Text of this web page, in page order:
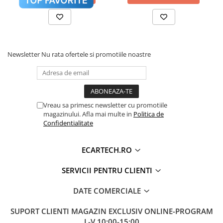
30+ (ROMANA, MAGHIARA, ENGLEZA
DA (INTEGRAT)
CONECTIVITATE
HOTSPOT TELEFON WIFI
12V
DA
TELEFONICE
DA (2 IESIRE USB)
MULTITOUCH 5 PUNCTE
LUMINOZITATE
DA
Newsletter Nu rata ofertele si promotiile noastre
Vreau sa primesc newsletter cu promotiile
magazinului. Afla mai multe in Politica de
Confidentialitate
ECARTECH.RO
SERVICII PENTRU CLIENTI
DATE COMERCIALE
SUPORT CLIENTI MAGAZIN EXCLUSIV ONLINE-PROGRAM